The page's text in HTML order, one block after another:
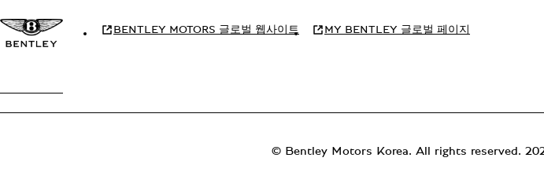
BENTLEY MOTORS 글로벌 웹사이트 MY BENTLEY 글로벌 페이지
© Bentley Motors Korea. All rights reserved.